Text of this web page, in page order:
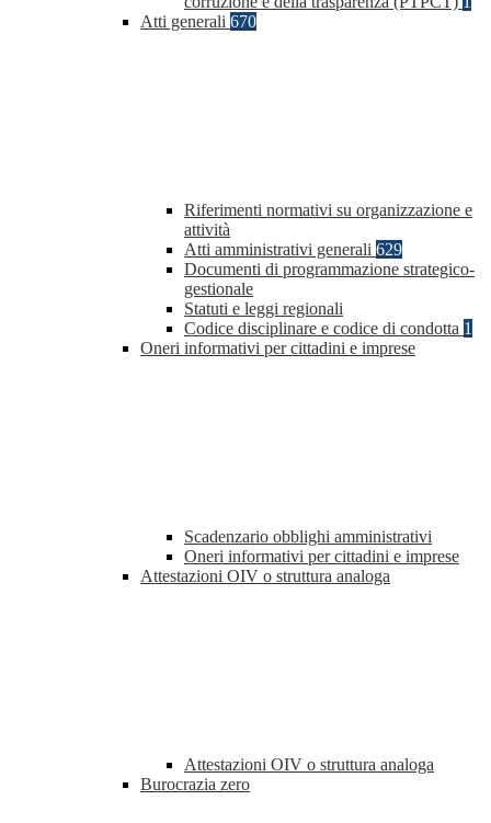
Atti generali 670
Riferimenti normativi su organizzazione e
attività
Atti amministrativi generali 629
Documenti di programmazione strategico-
gestionale
Statuti e leggi regionali
Codice disciplinare e codice di condotta 1
Oneri informativi per cittadini e imprese
Scadenzario obblighi amministrativi
Oneri informativi per cittadini e imprese
Attestazioni OIV o struttura analoga
Attestazioni OIV o struttura analoga
Burocrazia zero